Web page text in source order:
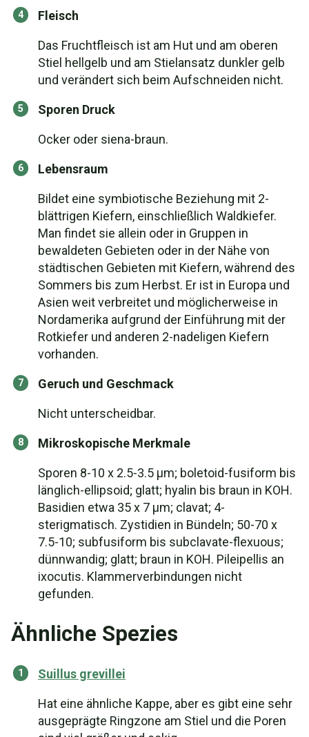
Fleisch
Das Fruchtfleisch ist am Hut und am oberen
Stiel hellgelb und am Stielansatz dunkler gelb
und verändert sich beim Aufschneiden nicht.
Sporen Druck
Ocker oder siena-braun.
Lebensraum
Bildet eine symbiotische Beziehung mit 2-
blättrigen Kiefern, einschließlich Waldkiefer.
Man findet sie allein oder in Gruppen in
bewaldeten Gebieten oder in der Nähe von
städtischen Gebieten mit Kiefern, während des
Sommers bis zum Herbst. Er ist in Europa und
Asien weit verbreitet und möglicherweise in
Nordamerika aufgrund der Einführung mit der
Rotkiefer und anderen 2-nadeligen Kiefern
vorhanden.
Geruch und Geschmack
Nicht unterscheidbar.
Mikroskopische Merkmale
Sporen 8-10 x 2.5-3.5 µm; boletoid-fusiform bis
länglich-ellipsoid; glatt; hyalin bis braun in KOH.
Basidien etwa 35 x 7 µm; clavat; 4-
sterigmatisch. Zystidien in Bündeln; 50-70 x
7.5-10; subfusiform bis subclavate-flexuous;
dünnwandig; glatt; braun in KOH. Pileipellis an
ixocutis. Klammerverbindungen nicht
gefunden.
Ähnliche Spezies
Suillus grevillei
Hat eine ähnliche Kappe, aber es gibt eine sehr
ausgeprägte Ringzone am Stiel und die Poren